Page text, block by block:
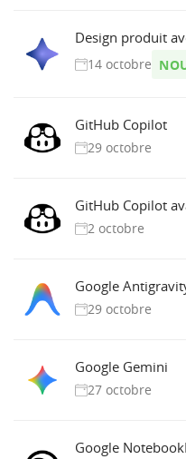
Design produit
14 octobre
GitHub Copilot
29 octobre
GitHub Copilot
2 octobre
Google
29 octobre
Google Gemini
27 octobre
Google